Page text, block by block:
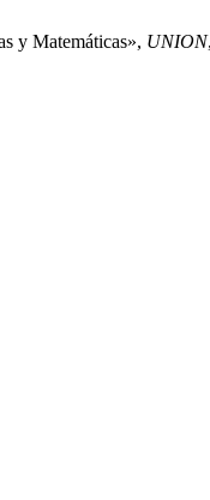
y Matemáticas», UNION